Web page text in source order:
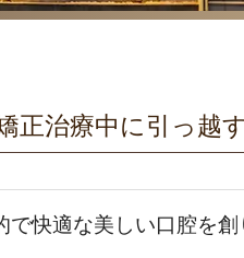
正治療中に引っ越
で快適な美しい口腔を